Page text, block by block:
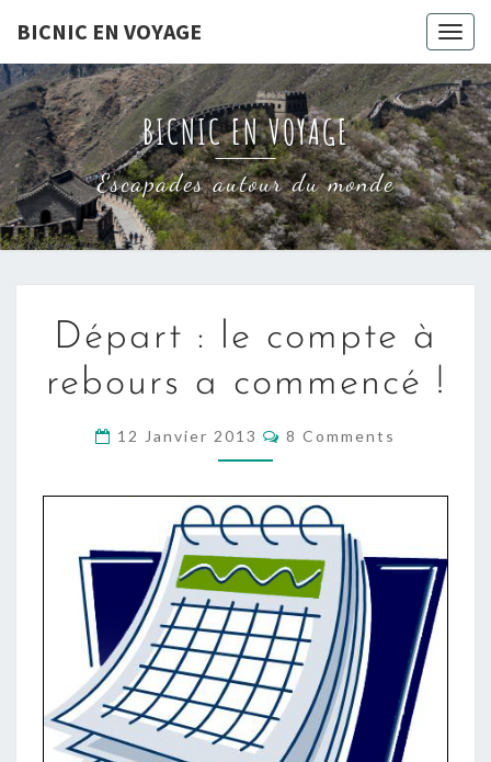
content
BICNIC EN VOYAGE
BICNIC EN VOYAGE
Escapades autour du monde
:
COMPTE
COMMENCÉ
Départ : le compte à
rebours a commencé !
12 Janvier 2013 COMMENTS
8 Comments